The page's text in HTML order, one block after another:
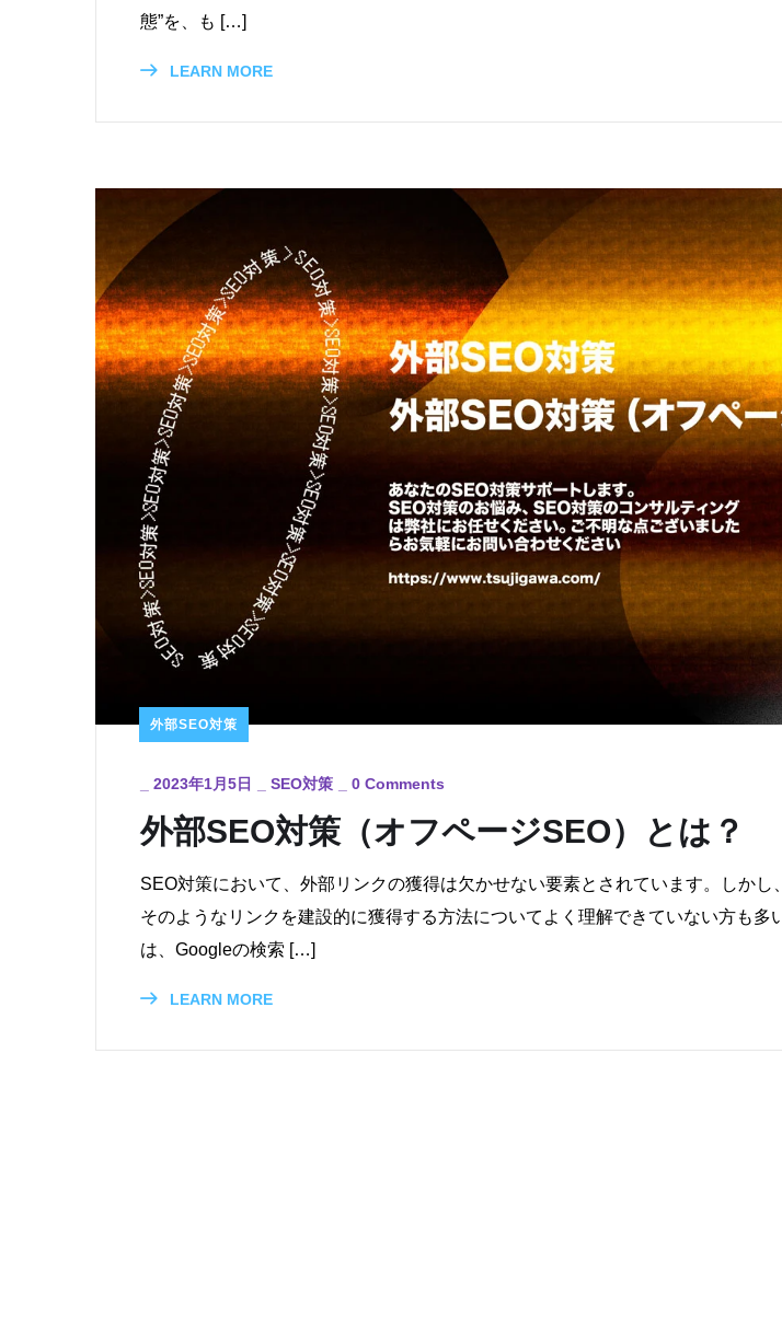
態”を、も […]
LEARN MORE
外部SEO対策
2023年1月5日 SEO対策 0 Comments
外部SEO対策（オフページSEO）とは？
SEO対策において、外部リンクの獲得は欠かせない要素とされています。しかし
そのようなリンクを建設的に獲得する方法についてよく理解できていない方も多
は、Googleの検索 […]
LEARN MORE